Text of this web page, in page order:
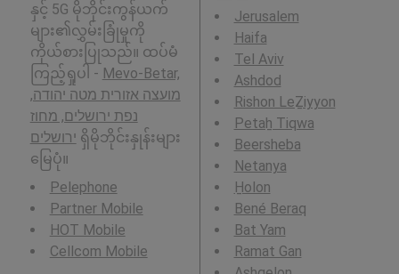
နှင့် 5G မိုဘိုင်းကွန်ယက်
များ၏လွှမ်းခြုံမှုကို
ကိုယ်စားပြုသည်။ ထပ်မံ
ကြည့်ရှုပါ - Mevo-Betar,
מועצה אזורית מטה יהודה,
נפת ירושלים, מחוז
ירושלים ရှိမိုဘိုင်းနှုန်းများ
မြေပုံ။
Pelephone
Partner Mobile
HOT Mobile
Cellcom Mobile
Jerusalem
Haifa
Tel Aviv
Ashdod
Rishon LeẔiyyon
Petaẖ Tiqwa
Beersheba
Netanya
H̱olon
Bené Beraq
Bat Yam
Ramat Gan